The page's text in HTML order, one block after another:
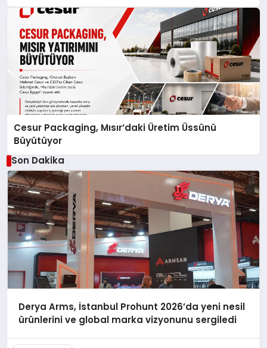
Cesur Packaging, Mısır’daki Üretim Üssünü
Büyütüyor
Son Dakika
Derya Arms, İstanbul Prohunt 2026’da yeni nesil
ürünlerini ve global marka vizyonunu sergiledi